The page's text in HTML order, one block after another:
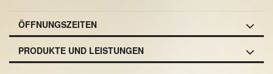
ÖFFNUNGSZEITEN
PRODUKTE UND LEISTUNGEN